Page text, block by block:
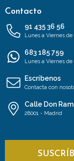
Contacto
91 435 36 56
Lunes a Viernes de
683 185 759
Lunes a Viernes de
Escríbenos
Contacta con
Calle Don
28001 - Madrid